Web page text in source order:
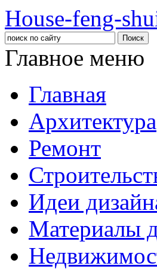
House-feng-
Главное меню
Главная
Архитектура
Ремонт
Идеи
Материалы